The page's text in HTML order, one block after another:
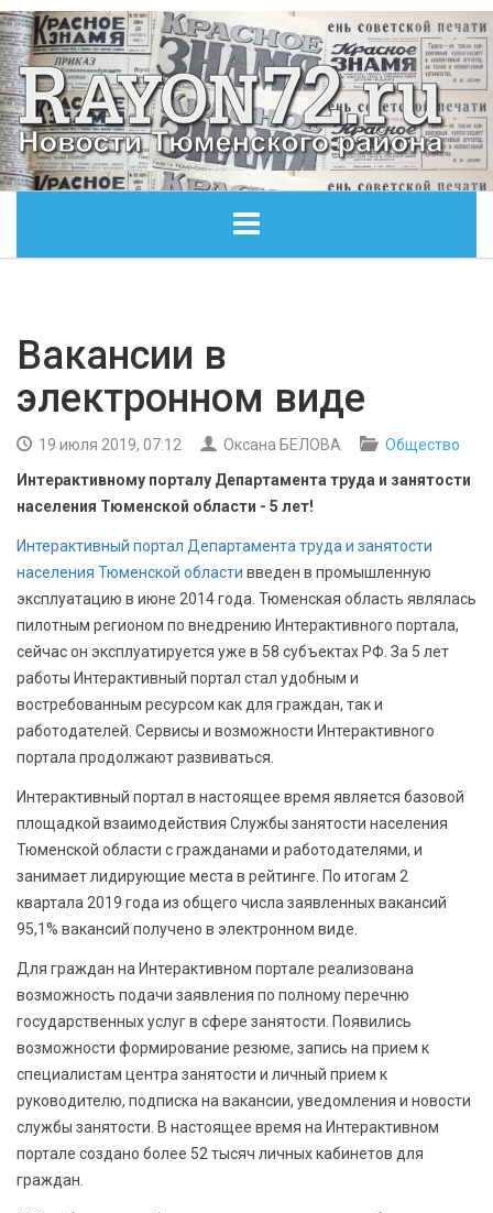
ОБЩЕСТВО
ЭКОНОМИКА
КУЛЬТУРА
БЕЗОПАСНОСТЬ
СПОРТ
Вакансии в
электронном виде
19 июля 2019, 07:12 Оксана БЕЛОВА
Общество
Интерактивному порталу Департамента труда и занятости
населения Тюменской области - 5 лет!
Интерактивный портал Департамента труда и занятости
населения Тюменской области введен в промышленную
эксплуатацию в июне 2014 года. Тюменская область являлась
пилотным регионом по внедрению Интерактивного портала,
сейчас он эксплуатируется уже в 58 субъектах РФ. За 5 лет
работы Интерактивный портал стал удобным и
востребованным ресурсом как для граждан, так и
работодателей. Сервисы и возможности Интерактивного
портала продолжают развиваться.
Интерактивный портал в настоящее время является базовой
площадкой взаимодействия Службы занятости населения
Тюменской области с гражданами и работодателями, и
занимает лидирующие места в рейтинге. По итогам 2
квартала 2019 года из общего числа заявленных вакансий
95,1% вакансий получено в электронном виде.
Для граждан на Интерактивном портале реализована
возможность подачи заявления по полному перечню
государственных услуг в сфере занятости. Появились
возможности формирование резюме, запись на прием к
специалистам центра занятости и личный прием к
руководителю, подписка на вакансии, уведомления и новости
службы занятости. В настоящее время на Интерактивном
портале создано более 52 тысяч личных кабинетов для
граждан.